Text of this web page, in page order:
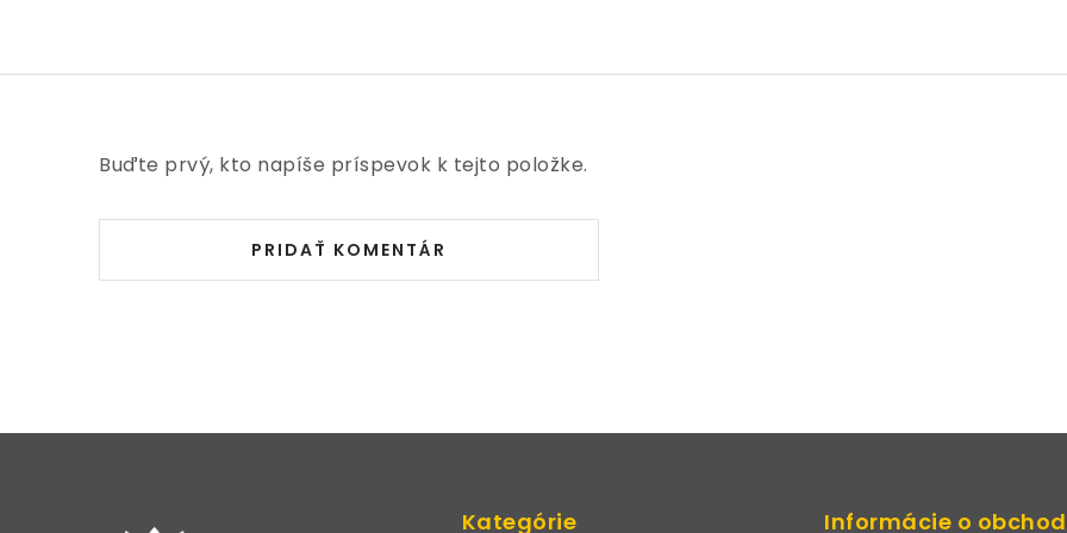
Buďte prvý, kto napíše príspevok k tejto položke.
PRIDAŤ KOMENTÁR
Kategórie Informácie o